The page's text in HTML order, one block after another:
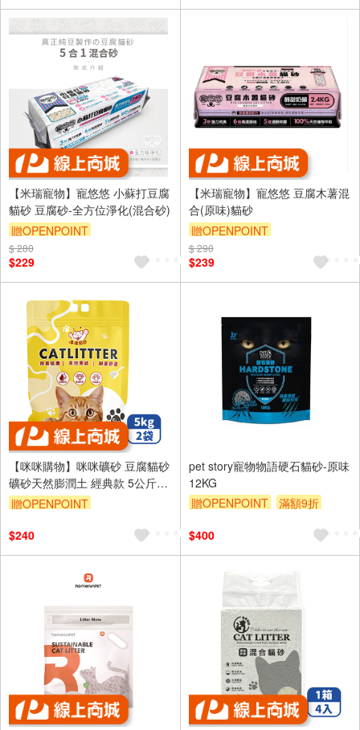
【米瑞寵物】寵悠悠 小蘇打豆腐
貓砂 豆腐砂-全方位淨化(混合砂)
贈OPENPOINT
$ 280
$229
【米瑞寵物】寵悠悠 豆腐木薯混
合(原味)貓砂
贈OPENPOINT
$ 290
$239
【咪咪購物】咪咪礦砂 豆腐貓砂
礦砂天然膨潤土 經典款 5公斤X2
袋
贈OPENPOINT
$240
pet story寵物物語硬石貓砂-原味
12KG
贈OPENPOINT
滿額9折
$400